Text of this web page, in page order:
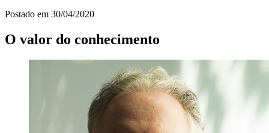
Postado em 30/04/2020
O valor do conhecimento